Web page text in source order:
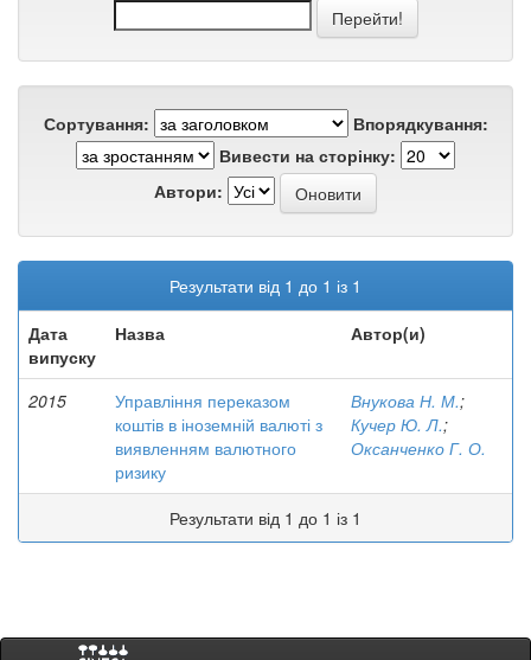
Сортування:
Впорядкування:
Вивести на сторінку:
Автори:
Результати від 1 до 1 із 1
Дата
випуску
Назва Автор(и)
2015
Управління переказом
коштів в іноземній валюті з
виявленням валютного
ризику
Внукова Н. М.;
Кучер Ю. Л.;
Оксанченко Г. О.
Результати від 1 до 1 із 1